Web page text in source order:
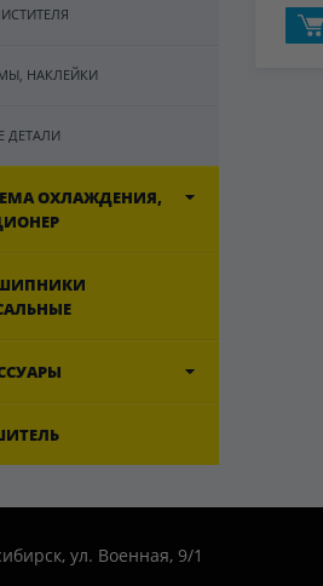
НАКЛЕЙКИ
ДЕТАЛИ
ОХЛАЖДЕНИЯ,
ул. Военная, 9/1